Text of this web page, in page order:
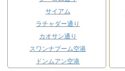
サイアム
ラチャダー通り
カオサン通り
スワンナプーム空港
ドンムアン空港